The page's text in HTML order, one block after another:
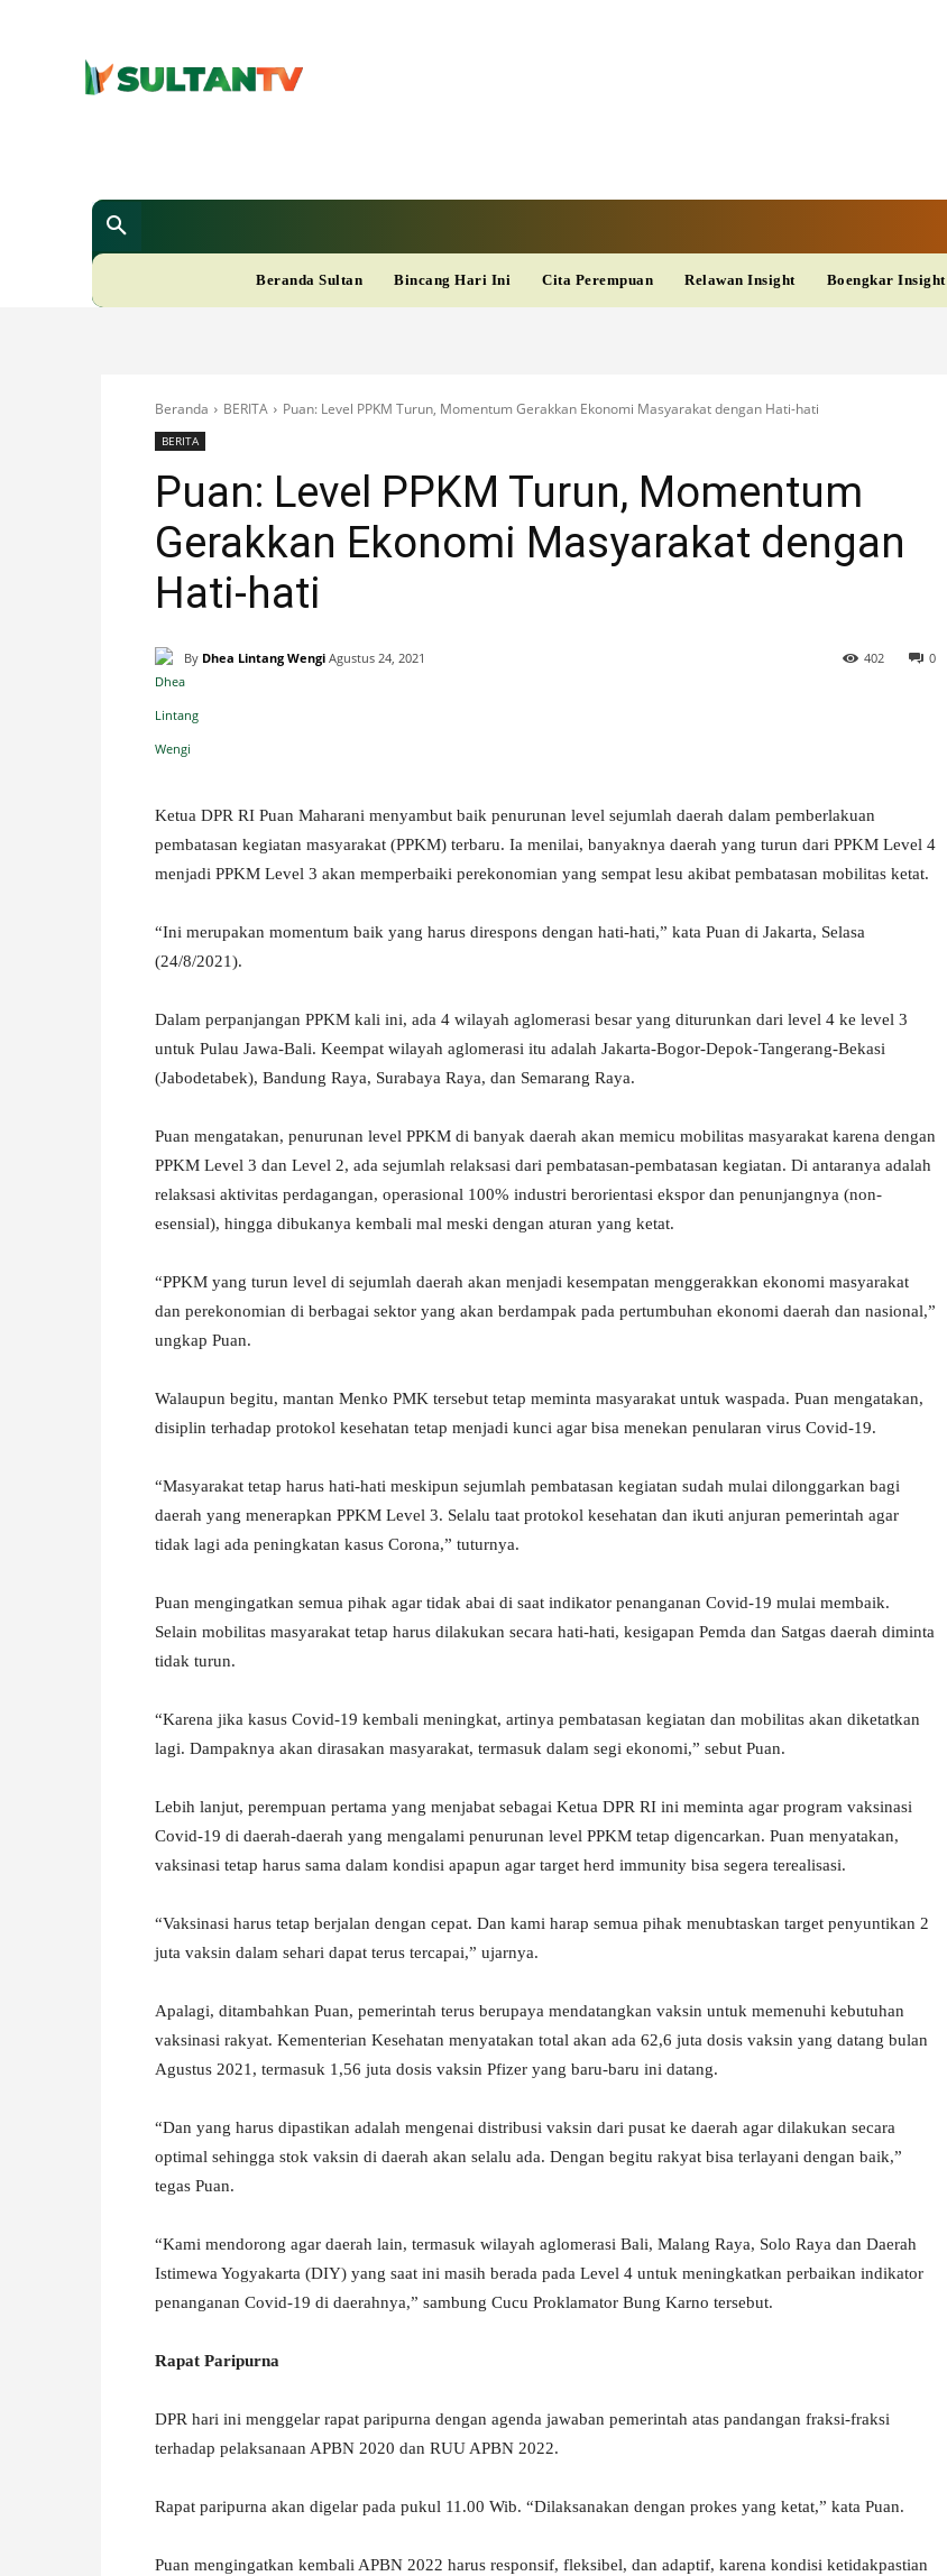
D
H
N
T
I
W
A
Beranda Sultan Bincang Hari Ini Cita Perempuan Relawan Insight Boengkar Insight
Beranda BERITA Puan: Level PPKM Turun, Momentum Gerakkan Ekonomi Masyarakat dengan Hati-hati
BERITA
Puan: Level PPKM Turun, Momentum
Gerakkan Ekonomi Masyarakat dengan
Hati-hati
By Dhea Lintang Wengi Agustus 24, 2021 0
402
Ketua DPR RI Puan Maharani menyambut baik penurunan level sejumlah daerah dalam pemberlakuan
pembatasan kegiatan masyarakat (PPKM) terbaru. Ia menilai, banyaknya daerah yang turun dari PPKM Level 4
menjadi PPKM Level 3 akan memperbaiki perekonomian yang sempat lesu akibat pembatasan mobilitas ketat.
“Ini merupakan momentum baik yang harus direspons dengan hati-hati,” kata Puan di Jakarta, Selasa
(24/8/2021).
Dalam perpanjangan PPKM kali ini, ada 4 wilayah aglomerasi besar yang diturunkan dari level 4 ke level 3
untuk Pulau Jawa-Bali. Keempat wilayah aglomerasi itu adalah Jakarta-Bogor-Depok-Tangerang-Bekasi
(Jabodetabek), Bandung Raya, Surabaya Raya, dan Semarang Raya.
Puan mengatakan, penurunan level PPKM di banyak daerah akan memicu mobilitas masyarakat karena dengan
PPKM Level 3 dan Level 2, ada sejumlah relaksasi dari pembatasan-pembatasan kegiatan. Di antaranya adalah
relaksasi aktivitas perdagangan, operasional 100% industri berorientasi ekspor dan penunjangnya (non-
esensial), hingga dibukanya kembali mal meski dengan aturan yang ketat.
“PPKM yang turun level di sejumlah daerah akan menjadi kesempatan menggerakkan ekonomi masyarakat
dan perekonomian di berbagai sektor yang akan berdampak pada pertumbuhan ekonomi daerah dan nasional,”
ungkap Puan.
Walaupun begitu, mantan Menko PMK tersebut tetap meminta masyarakat untuk waspada. Puan mengatakan,
disiplin terhadap protokol kesehatan tetap menjadi kunci agar bisa menekan penularan virus Covid-19.
“Masyarakat tetap harus hati-hati meskipun sejumlah pembatasan kegiatan sudah mulai dilonggarkan bagi
daerah yang menerapkan PPKM Level 3. Selalu taat protokol kesehatan dan ikuti anjuran pemerintah agar
tidak lagi ada peningkatan kasus Corona,” tuturnya.
Puan mengingatkan semua pihak agar tidak abai di saat indikator penanganan Covid-19 mulai membaik.
Selain mobilitas masyarakat tetap harus dilakukan secara hati-hati, kesigapan Pemda dan Satgas daerah diminta
tidak turun.
“Karena jika kasus Covid-19 kembali meningkat, artinya pembatasan kegiatan dan mobilitas akan diketatkan
lagi. Dampaknya akan dirasakan masyarakat, termasuk dalam segi ekonomi,” sebut Puan.
Lebih lanjut, perempuan pertama yang menjabat sebagai Ketua DPR RI ini meminta agar program vaksinasi
Covid-19 di daerah-daerah yang mengalami penurunan level PPKM tetap digencarkan. Puan menyatakan,
vaksinasi tetap harus sama dalam kondisi apapun agar target herd immunity bisa segera terealisasi.
“Vaksinasi harus tetap berjalan dengan cepat. Dan kami harap semua pihak menubtaskan target penyuntikan 2
juta vaksin dalam sehari dapat terus tercapai,” ujarnya.
Apalagi, ditambahkan Puan, pemerintah terus berupaya mendatangkan vaksin untuk memenuhi kebutuhan
vaksinasi rakyat. Kementerian Kesehatan menyatakan total akan ada 62,6 juta dosis vaksin yang datang bulan
Agustus 2021, termasuk 1,56 juta dosis vaksin Pfizer yang baru-baru ini datang.
“Dan yang harus dipastikan adalah mengenai distribusi vaksin dari pusat ke daerah agar dilakukan secara
optimal sehingga stok vaksin di daerah akan selalu ada. Dengan begitu rakyat bisa terlayani dengan baik,”
tegas Puan.
“Kami mendorong agar daerah lain, termasuk wilayah aglomerasi Bali, Malang Raya, Solo Raya dan Daerah
Istimewa Yogyakarta (DIY) yang saat ini masih berada pada Level 4 untuk meningkatkan perbaikan indikator
penanganan Covid-19 di daerahnya,” sambung Cucu Proklamator Bung Karno tersebut.
Rapat Paripurna
DPR hari ini menggelar rapat paripurna dengan agenda jawaban pemerintah atas pandangan fraksi-fraksi
terhadap pelaksanaan APBN 2020 dan RUU APBN 2022.
Rapat paripurna akan digelar pada pukul 11.00 Wib. “Dilaksanakan dengan prokes yang ketat,” kata Puan.
Puan mengingatkan kembali APBN 2022 harus responsif, fleksibel, dan adaptif, karena kondisi ketidakpastian